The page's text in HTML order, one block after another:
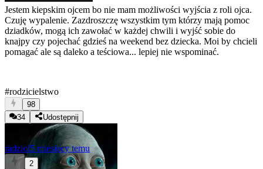
Jestem kiepskim ojcem bo nie mam możliwości wyjścia z roli ojca.
Czuję wypalenie. Zazdroszczę wszystkim tym którzy mają pomoc
dziadków, mogą ich zawołać w każdej chwili i wyjść sobie do
knajpy czy pojechać gdzieś na weekend bez dziecka. Moi by chcieli
pomagać ale są daleko a teściowa... lepiej nie wspominać.
#rodzicielstwo
98
34
Udostępnij
radziol5 miesięcy temu
2